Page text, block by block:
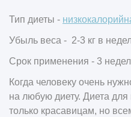
Тип диеты -
Убыль веса - 2-3 кг в
Срок применения - 3
Когда человеку очень
на любую диету. Диета для
только красавицам, но